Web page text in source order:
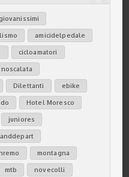
amicidelpedale
cicloamatori
Dilettanti ebike
Hotel Moresco
juniores
montagna
mtb novecolli